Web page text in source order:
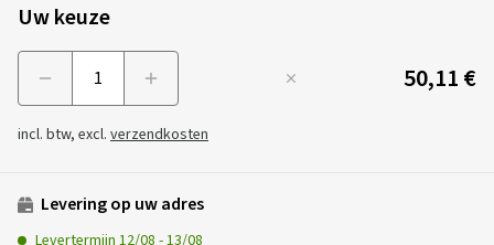
Uw keuze
50,11 €
incl. btw, excl. verzendkosten
Levering op uw adres
Levertermijn 12/08 -13/08